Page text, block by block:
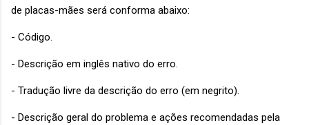
de placas-mães será conforma abaixo:
- Código.
- Descrição em inglês nativo do erro.
- Tradução livre da descrição do erro (em negrito).
- Descrição geral do problema e ações recomendadas pela